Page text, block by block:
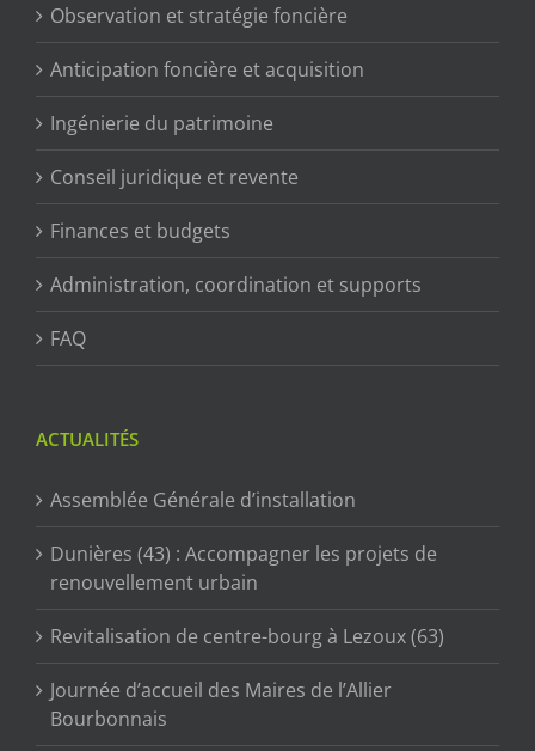
Observation et stratégie foncière
Anticipation foncière et acquisition
Ingénierie du patrimoine
Conseil juridique et revente
Finances et budgets
Administration, coordination et supports
FAQ
ACTUALITÉS
Assemblée Générale d’installation
Dunières (43) : Accompagner les projets de
renouvellement urbain
Revitalisation de centre-bourg à Lezoux (63)
Journée d’accueil des Maires de l’Allier
Bourbonnais